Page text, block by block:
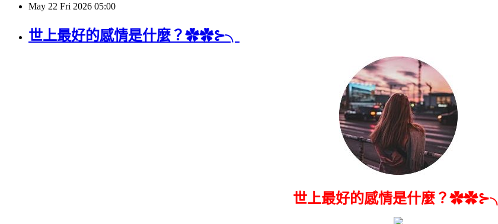
May 22 Fri 2026 05:00
世上最好的感情是什麼？✿✿⊱╮
世上最好的感情是什麼？✿✿⊱╮